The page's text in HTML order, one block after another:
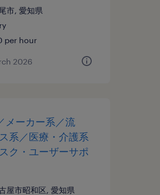
市, 愛知県
per hour
2026
メーカー系／流
系／医療・介護系
ク・ユーザーサポ
屋市昭和区, 愛知県